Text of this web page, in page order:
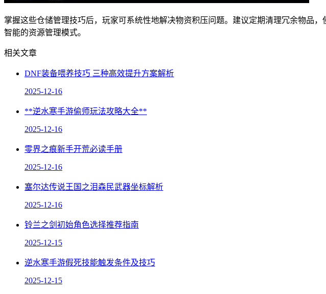
掌握这些仓储管理技巧后，玩家可系统性地解决物资积压问题。建议定期清理冗余物品
智能的资源管理模式。
相关文章
DNF装备喂养技巧 三种高效提升方案解析
2025-12-16
**逆水寒手游偷师玩法攻略大全**
2025-12-16
零界之痕新手开荒必读手册
2025-12-16
塞尔达传说王国之泪森民武器坐标解析
2025-12-16
铃兰之剑初始角色选择推荐指南
2025-12-15
逆水寒手游假死技能触发条件及技巧
2025-12-15